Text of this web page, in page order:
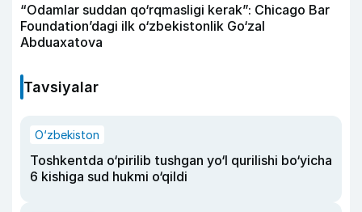
“Odamlar suddan qo‘rqmasligi kerak”: Chicago Bar
Foundation’dagi ilk o‘zbekistonlik Go‘zal
Abduaxatova
Tavsiyalar
O‘zbekiston
Toshkentda o‘pirilib tushgan yo‘l qurilishi bo‘yicha
6 kishiga sud hukmi o‘qildi